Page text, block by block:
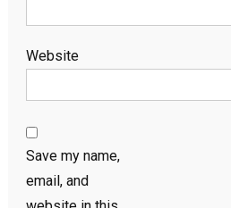
Website
Save my name,
email, and